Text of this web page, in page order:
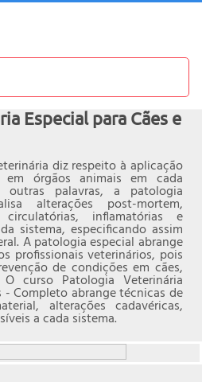
Especial para Cães e
diz respeito à aplicação
em órgãos animais em cada
outras palavras, a patologia
alterações post-mortem,
circulatórias, inflamatórias e
sistema, especificando assim
A patologia especial abrange
profissionais veterinários, pois
de condições em cães,
curso Patologia Veterinária
- Completo abrange técnicas de
alterações cadavéricas,
a cada sistema.